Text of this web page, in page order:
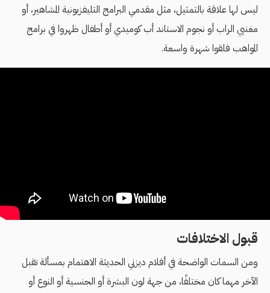
ليس لها علاقة بالتمثيل، مثل مقدمي البرامج التليفزيونية المشاهير، أو
مغنيي الراب أو نجوم الاستاند أب كوميدي أو أطفال ظهروا في برامج
المواهب فلقوا شهرة واسعة.
قبول الاختلافات
ومن السمات الواضحة في أفلام ديزني الحديثة الاهتمام بمسألة تقبل
الآخر مهما كان مختلفًا، من جهة لون البشرة أو الجنسية أو النوع أو